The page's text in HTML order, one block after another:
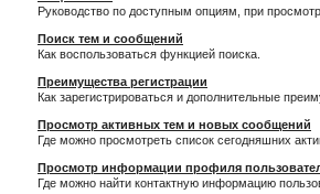
Руководство по доступным опциям, при
Поиск тем и сообщений
Как воспользоваться функцией поиска.
Преимущества регистрации
Как зарегистрироваться и дополнительные
Просмотр активных тем и новых сообщений
Где можно просмотреть список сегодняшних
Просмотр информации профиля
Где можно найти контактную информацию